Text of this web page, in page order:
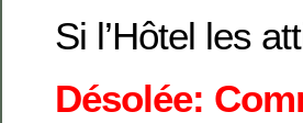
Si l’Hôtel les
Désolée: